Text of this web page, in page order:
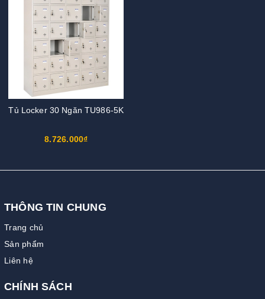
Tủ Locker 30 Ngăn TU986-5K
8.726.000₫
THÔNG TIN CHUNG
Trang chủ
Sản phẩm
Liên hệ
CHÍNH SÁCH